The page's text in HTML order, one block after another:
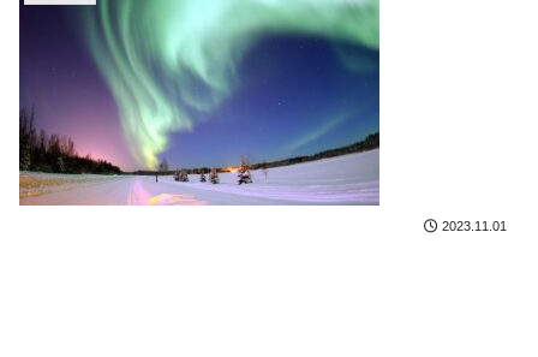
2023.11.01